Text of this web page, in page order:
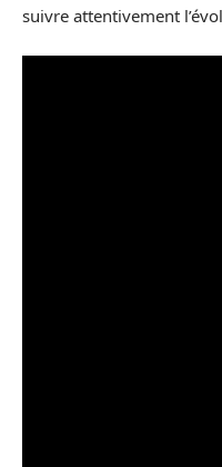
suivre attentivement